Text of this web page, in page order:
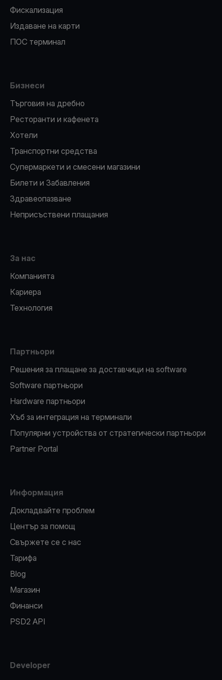
Фискализация
Издаване на карти
ПОС терминал
Бизнеси
Търговия на дребно
Ресторанти и кафенета
Хотели
Транспортни средства
Супермаркети и смесени магазини
Билети и Забавления
Здравеопазване
Неприсъствени плащания
За нас
Компанията
Кариера
Технология
Партньори
Решения за плащане за доставчици на software
Software партньори
Hardware партньори
Хъб за интеграция на терминали
Популярни устройства от стратегически партньори
Partner Portal
Информация
Докладвайте проблем
Център за помощ
Свържете се с нас
Тарифа
Blog
Магазин
Финанси
PSD2 API
Developer